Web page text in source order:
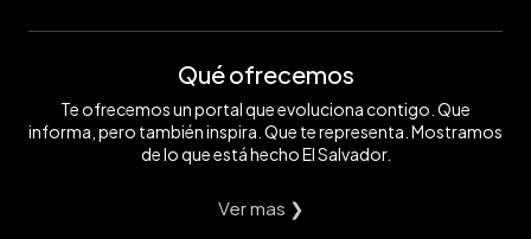
Qué ofrecemos
Te ofrecemos un portal que evoluciona contigo. Que
informa, pero también inspira. Que te representa. Mostramos
de lo que está hecho El Salvador.
Ver mas ❯